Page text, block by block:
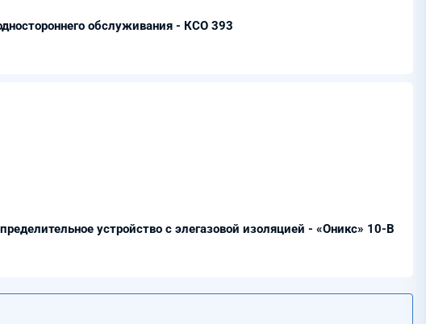
обслуживания - КСО 393
устройство с элегазовой изоляцией - «Оникс» 10-В